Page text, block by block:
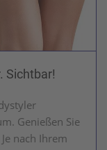
Sichtbar!
Genießen Sie
nach Ihrem